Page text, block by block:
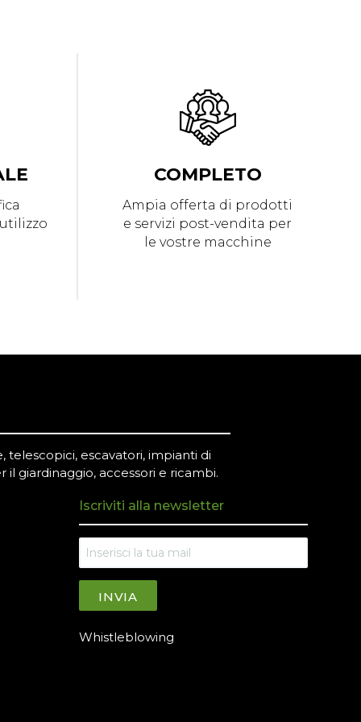
COMPLETO
Ampia offerta di prodotti
e servizi post-vendita per
le vostre macchine
telescopici, escavatori, impianti di
giardinaggio, accessori e ricambi.
Iscriviti alla newsletter
INVIA
Whistleblowing